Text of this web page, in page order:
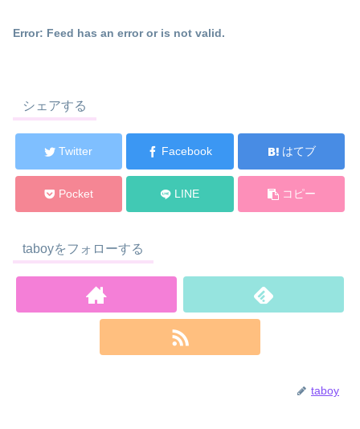
Error: Feed has an error or is not valid.
シェアする
Twitter Facebook はてブ
Pocket LINE コピー
taboyをフォローする
taboy